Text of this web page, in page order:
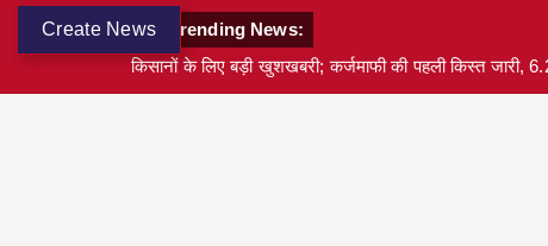
Create News
Trending News:
किसानों के लिए बड़ी खुशखबरी; कर्जमाफी की पहली किस्त जारी,